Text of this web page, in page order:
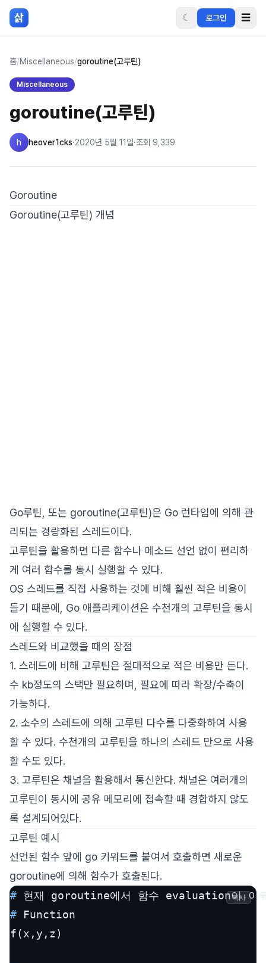
본문 바로가기
삵 ☾ 로그인 ☰
홈/Miscellaneous/goroutine(고루틴)
Miscellaneous
goroutine(고루틴)
h heover1cks·2020년 5월 11일·조회 9,339
Goroutine
Goroutine(고루틴) 개념
Go루틴, 또는 goroutine(고루틴)은 Go 런타임에 의해 관
리되는 경량화된 스레드이다.
고루틴을 활용하면 다른 함수나 메소드 선언 없이 편리하
게 여러 함수를 동시 실행할 수 있다.
OS 스레드를 직접 사용하는 것에 비해 훨씬 적은 비용이
들기 때문에, Go 애플리케이션은 수천개의 고루틴을 동시
에 실행할 수 있다.
스레드와 비교했을 때의 장점
1. 스레드에 비해 고루틴은 절대적으로 적은 비용만 든다.
수 kb정도의 스택만 필요하며, 필요에 따라 확장/수축이
가능하다.
2. 소수의 스레드에 의해 고루틴 다수를 다중화하여 사용
할 수 있다. 수천개의 고루틴을 하나의 스레드 만으로 사용
할 수도 있다.
3. 고루틴은 채널을 활용해서 통신한다. 채널은 여러개의
고루틴이 동시에 공유 메모리에 접속할 때 경합하지 않도
록 설계되어있다.
고루틴 예시
선언된 함수 앞에 go 키워드를 붙여서 호출하면 새로운
goroutine에 의해 함수가 호출된다.
# 현재 goroutine에서 함수 evaluation이 이
# Function
복사